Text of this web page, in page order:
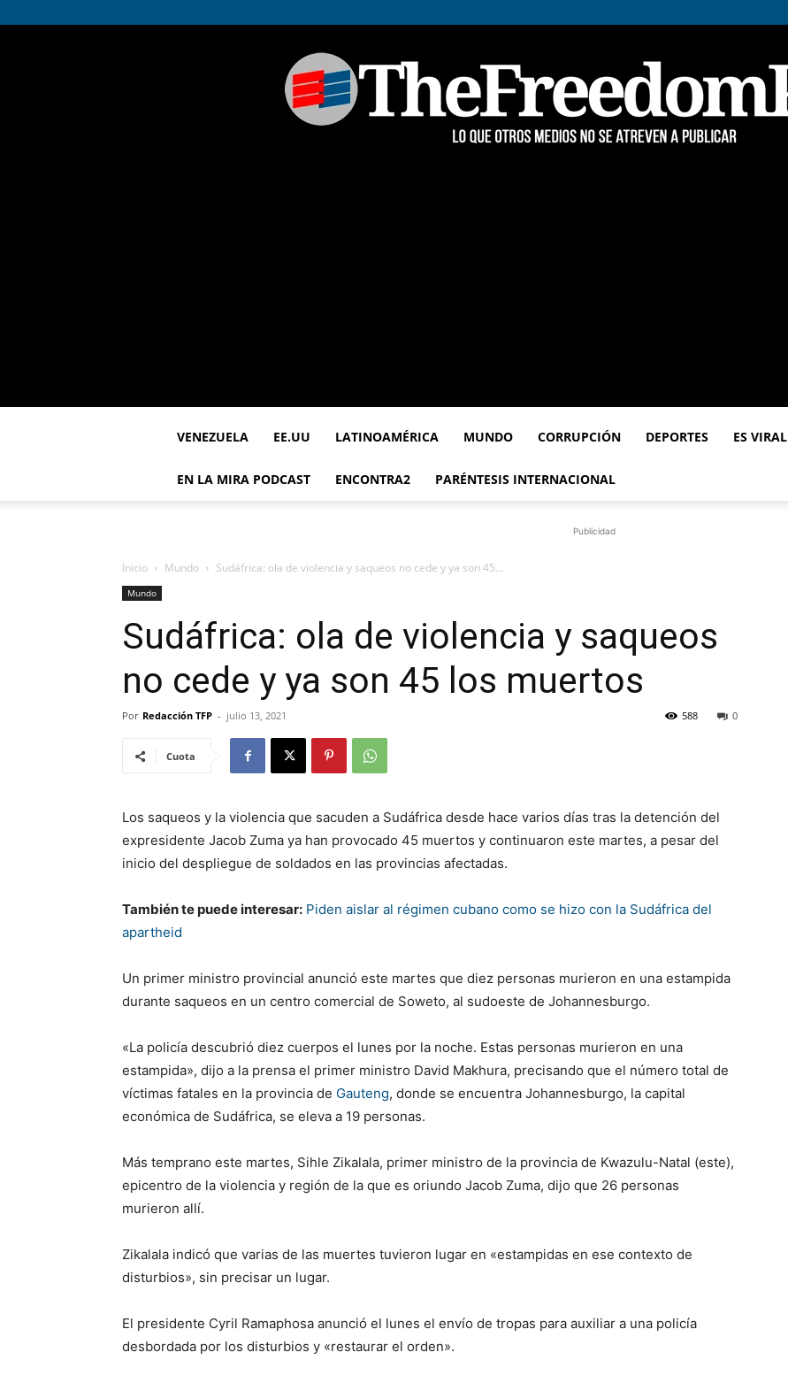
VENEZUELA EE.UU LATINOAMÉRICA MUNDO CORRUPCIÓN DEPORTES ES VIRAL
EN LA MIRA PODCAST ENCONTRA2 PARÉNTESIS INTERNACIONAL
Publicidad
Inicio Mundo Sudáfrica: ola de violencia y saqueos no cede y ya son 45...
Mundo
Sudáfrica: ola de violencia y saqueos
no cede y ya son 45 los muertos
Por Redacción TFP - julio 13, 2021 0
588
Cuota
Los saqueos y la violencia que sacuden a Sudáfrica desde hace varios días tras la detención del
expresidente Jacob Zuma ya han provocado 45 muertos y continuaron este martes, a pesar del
inicio del despliegue de soldados en las provincias afectadas.
También te puede interesar: Piden aislar al régimen cubano como se hizo con la Sudáfrica del
apartheid
Un primer ministro provincial anunció este martes que diez personas murieron en una estampida
durante saqueos en un centro comercial de Soweto, al sudoeste de Johannesburgo.
«La policía descubrió diez cuerpos el lunes por la noche. Estas personas murieron en una
estampida», dijo a la prensa el primer ministro David Makhura, precisando que el número total de
víctimas fatales en la provincia de Gauteng, donde se encuentra Johannesburgo, la capital
económica de Sudáfrica, se eleva a 19 personas.
Más temprano este martes, Sihle Zikalala, primer ministro de la provincia de Kwazulu-Natal (este),
epicentro de la violencia y región de la que es oriundo Jacob Zuma, dijo que 26 personas
murieron allí.
Zikalala indicó que varias de las muertes tuvieron lugar en «estampidas en ese contexto de
disturbios», sin precisar un lugar.
El presidente Cyril Ramaphosa anunció el lunes el envío de tropas para auxiliar a una policía
desbordada por los disturbios y «restaurar el orden».